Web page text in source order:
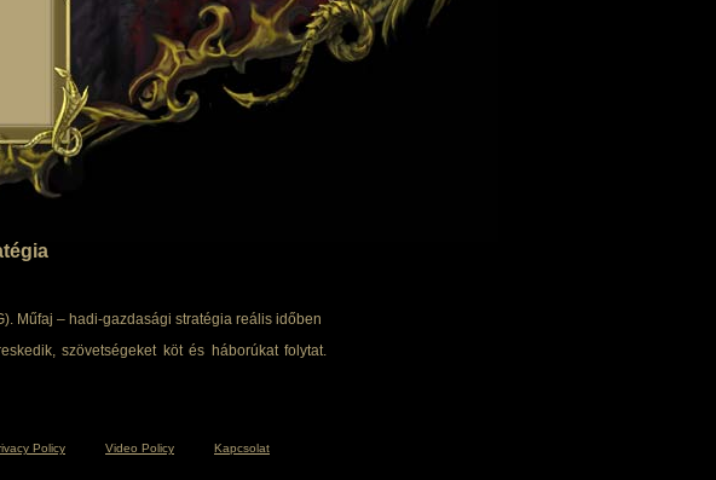
Műfaj – hadi-gazdasági stratégia reális időben
szövetségeket köt és háborúkat folytat.
Policy Video Policy Kapcsolat